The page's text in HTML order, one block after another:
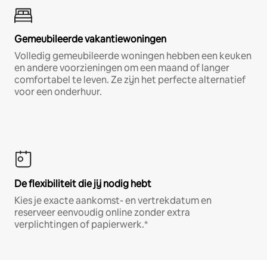
Gemeubileerde vakantiewoningen
Volledig gemeubileerde woningen hebben een keuken
en andere voorzieningen om een maand of langer
comfortabel te leven. Ze zijn het perfecte alternatief
voor een onderhuur.
De flexibiliteit die jij nodig hebt
Kies je exacte aankomst- en vertrekdatum en
reserveer eenvoudig online zonder extra
verplichtingen of papierwerk.*